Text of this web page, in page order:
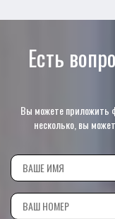
Есть
Вы можете приложить
несколько, вы